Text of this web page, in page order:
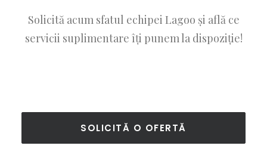
Solicită acum sfatul echipei Lagoo și află ce
servicii suplimentare îți punem la dispoziție!
SOLICITĂ O OFERTĂ